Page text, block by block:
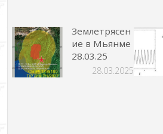
Землетрясен
ие в Мьянме
28.03.25
28.03.2025